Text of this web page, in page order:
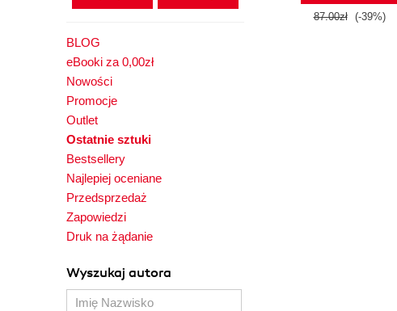
BLOG
eBooki za 0,00zł
Nowości
Promocje
Outlet
Ostatnie sztuki
Bestsellery
Najlepiej oceniane
Przedsprzedaż
Zapowiedzi
Druk na żądanie
Wyszukaj autora
87.00zł (-39%)